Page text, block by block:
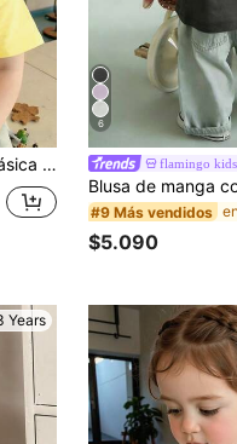
para uso diario en primavera, verano y otoño
6
flamingo kids
#9 Más vendidos
$5.090
Years